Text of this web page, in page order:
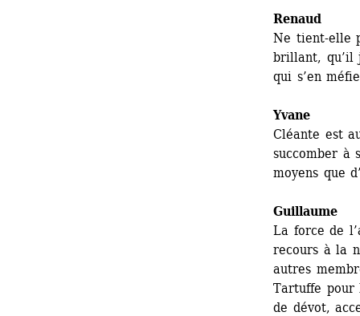
Renaud
Ne tient-elle
brillant, qu’il
qui s’en
Yvane
Cléante est
succomber à
moyens que
Guillaume
La force de
recours à la
autres
Tartuffe pour
de dévot,